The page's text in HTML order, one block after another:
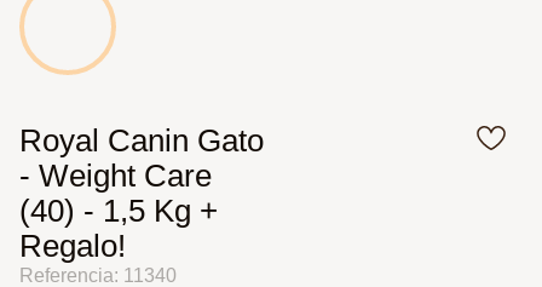
-
Royal Canin Gato
- Weight Care
(40) - 1,5 Kg +
Regalo!
Referencia: 11340